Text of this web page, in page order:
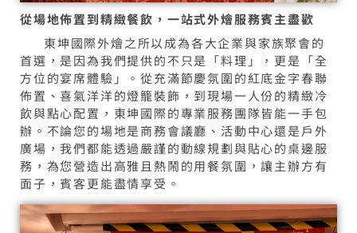
從場地佈置到精緻餐飲，一站式外燴服務賓主盡歡
東坤國際外燴之所以成為各大企業與家族聚會的
首選，是因為我們提供的不只是「料理」，更是「全
方位的宴席體驗」。從充滿節慶氛圍的紅底金字春聯
佈置、喜氣洋洋的燈籠裝飾，到現場一人份的精緻冷
飲與點心配置，東坤國際的專業服務團隊皆能一手包
辦。不論您的場地是商務會議廳、活動中心還是戶外
廣場，我們都能透過嚴謹的動線規劃與貼心的桌邊服
務，為您營造出高雅且熱鬧的用餐氛圍，讓主辦方有
面子，賓客更能盡情享受。